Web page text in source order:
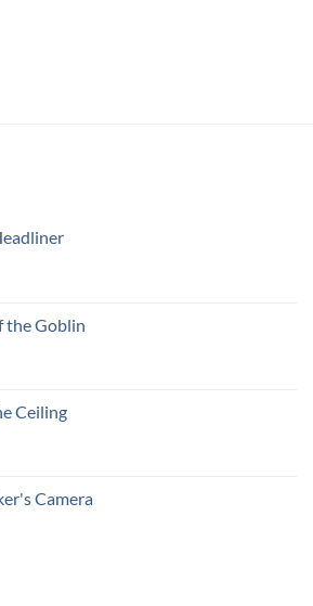
the Goblin
Ceiling
Camera